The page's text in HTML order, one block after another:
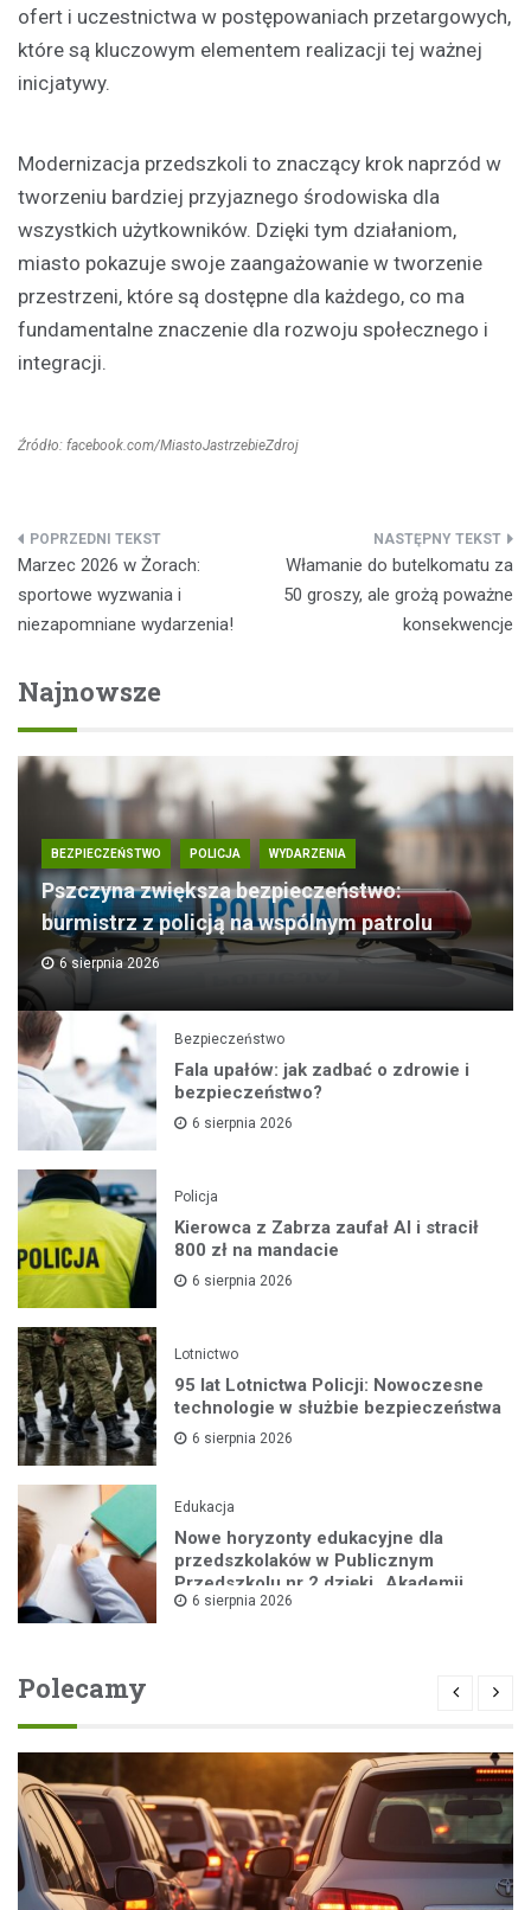
ofert i uczestnictwa w postępowaniach przetargowych,
które są kluczowym elementem realizacji tej ważnej
inicjatywy.
Modernizacja przedszkoli to znaczący krok naprzód w
tworzeniu bardziej przyjaznego środowiska dla
wszystkich użytkowników. Dzięki tym działaniom,
miasto pokazuje swoje zaangażowanie w tworzenie
przestrzeni, które są dostępne dla każdego, co ma
fundamentalne znaczenie dla rozwoju społecznego i
integracji.
Źródło: facebook.com/MiastoJastrzebieZdroj
Nawigacja
wpisu
Marzec 2026 w Żorach:
sportowe wyzwania i
niezapomniane wydarzenia!
Włamanie do butelkomatu za
50 groszy, ale grożą poważne
konsekwencje
Najnowsze
BEZPIECZEŃSTWO POLICJA WYDARZENIA
Pszczyna zwiększa bezpieczeństwo:
burmistrz z policją na wspólnym patrolu
6 sierpnia 2026
Bezpieczeństwo
Fala upałów: jak zadbać o zdrowie i
bezpieczeństwo?
6 sierpnia 2026
Policja
Kierowca z Zabrza zaufał AI i stracił
800 zł na mandacie
6 sierpnia 2026
Lotnictwo
95 lat Lotnictwa Policji: Nowoczesne
technologie w służbie bezpieczeństwa
6 sierpnia 2026
Edukacja
Nowe horyzonty edukacyjne dla
przedszkolaków w Publicznym
Przedszkolu nr 2 dzięki „Akademii
Super Przedszkolaka”
6 sierpnia 2026
Polecamy